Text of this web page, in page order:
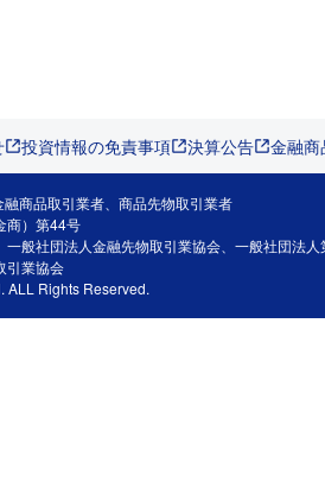
投資情報の免責事項 決算公告 金融
商品取引業者、商品先物取引業者
商）第44号
般社団法人金融先物取引業協会、一般社団法
引業協会
ALL Rights Reserved.